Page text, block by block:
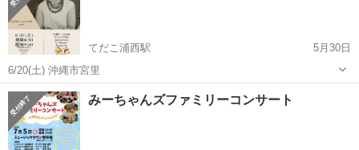
ください ※うちなーんちゅチ...
てだこ浦西駅
5月30日
6/20(土) 沖縄市宮里
沖縄 沖縄市 てだこ浦西駅 コンサート/ショー
みーちゃんズファミリーコンサート